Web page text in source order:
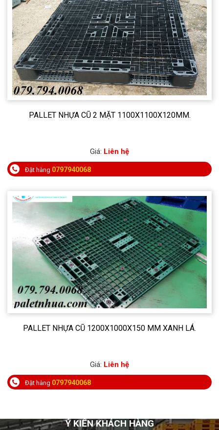
PALLET NHỰA CŨ 2 MẶT 1100X1100X120MM.
Giá: Liên hệ
Đặt hàng 0797940068
PALLET NHỰA CŨ 1200X1000X150 MM XANH LÁ.
Giá: Liên hệ
Đặt hàng 0797940068
Ý KIẾN KHÁCH HÀNG